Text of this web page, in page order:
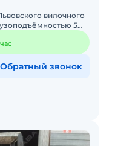
вилочного
5
3,3 метра. Рабочие
час
Обратный звонок